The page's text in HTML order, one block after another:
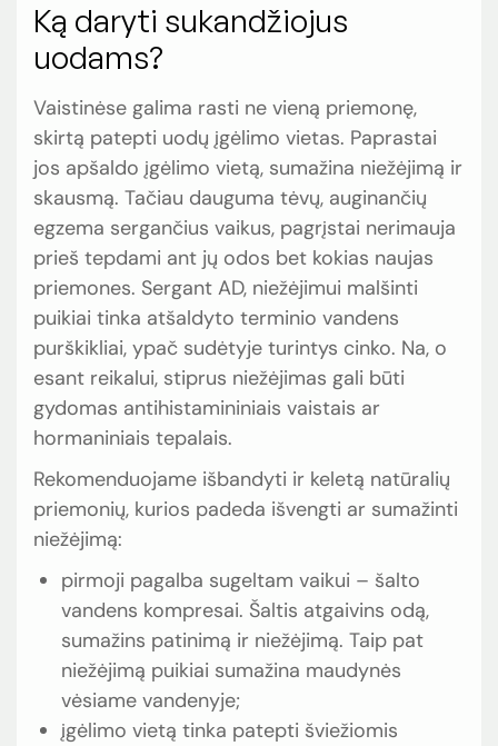
Ką daryti sukandžiojus
uodams?
Vaistinėse galima rasti ne vieną priemonę,
skirtą patepti uodų įgėlimo vietas. Paprastai
jos apšaldo įgėlimo vietą, sumažina niežėjimą ir
skausmą. Tačiau dauguma tėvų, auginančių
egzema sergančius vaikus, pagrįstai nerimauja
prieš tepdami ant jų odos bet kokias naujas
priemones. Sergant AD, niežėjimui malšinti
puikiai tinka atšaldyto terminio vandens
purškikliai, ypač sudėtyje turintys cinko. Na, o
esant reikalui, stiprus niežėjimas gali būti
gydomas antihistamininiais vaistais ar
hormaniniais tepalais.
Rekomenduojame išbandyti ir keletą natūralių
priemonių, kurios padeda išvengti ar sumažinti
niežėjimą:
pirmoji pagalba sugeltam vaikui – šalto
vandens kompresai. Šaltis atgaivins odą,
sumažins patinimą ir niežėjimą. Taip pat
niežėjimą puikiai sumažina maudynės
vėsiame vandenyje;
įgėlimo vietą tinka patepti šviežiomis